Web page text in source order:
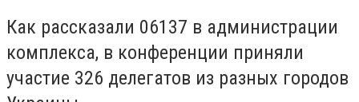
Как рассказали 06137 в администрации
комплекса, в конференции приняли
участие 326 делегатов из разных городов